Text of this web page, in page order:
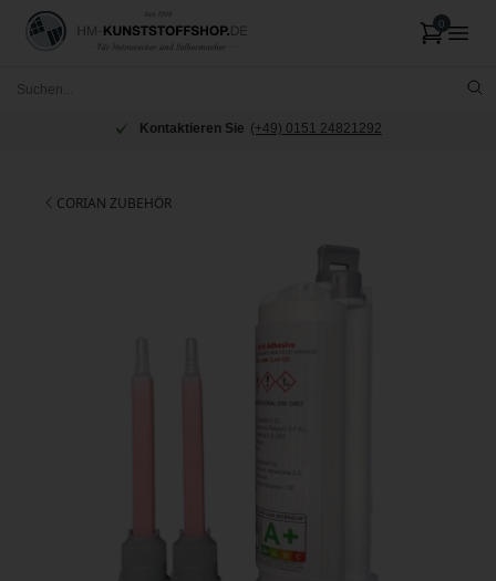
Kontaktieren Sie (+49) 0151 24821292
CORIAN ZUBEHÖR